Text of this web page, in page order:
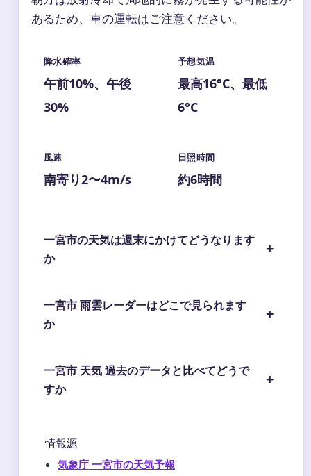
あるため、車の運転はご注意ください。
降水確率
午前10%、午後
30%
予想気温
最高16°C、最低
6°C
風速
南寄り2〜4m/s
日照時間
約6時間
一宮市の天気は週末にかけてどうなります
か
一宮市 雨雲レーダーはどこで見られます
か
一宮市 天気 過去のデータと比べてどうで
すか
情報源
気象庁 一宮市の天気予報